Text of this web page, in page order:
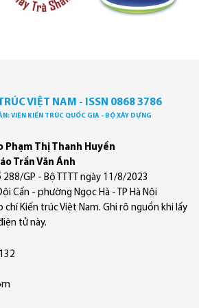
VIỆT NAM - ISSN 0868 3786
VIỆN KIẾN TRÚC QUỐC GIA - BỘ XÂY DỰNG
Phạm Thị Thanh Huyền
Trần Văn Ánh
GP - Bộ TTTT ngày 11/8/2023
Cấn - phường Ngọc Hà - TP Hà Nội
chí Kiến trúc Việt Nam. Ghi rõ nguồn khi lấy
tử này.